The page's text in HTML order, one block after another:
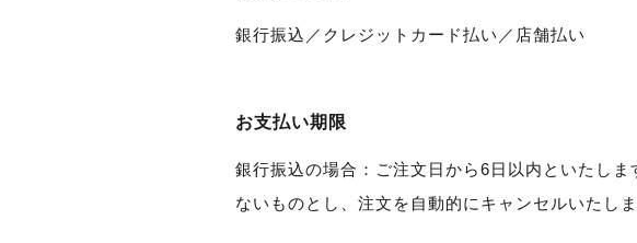
銀行振込／クレジットカード払い／店舗払い
お支払い期限
銀行振込の場合：ご注文日から6日以内といたし
ないものとし、注文を自動的にキャンセルいたしま